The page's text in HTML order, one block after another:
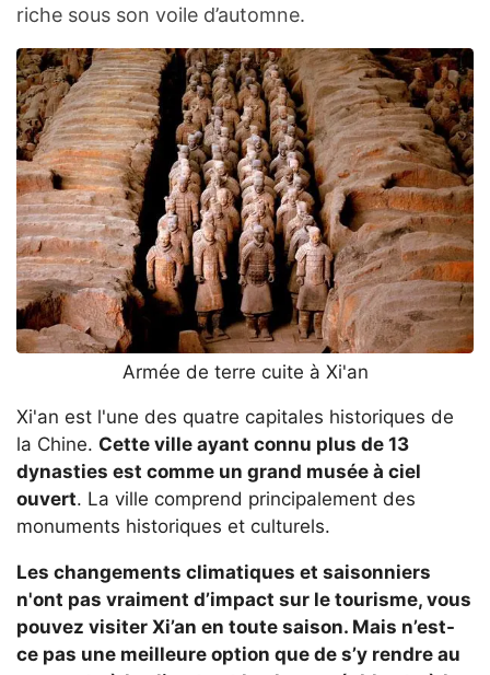
riche sous son voile d’automne.
Armée de terre cuite à Xi'an
Xi'an est l'une des quatre capitales historiques de
la Chine. Cette ville ayant connu plus de 13
dynasties est comme un grand musée à ciel
ouvert. La ville comprend principalement des
monuments historiques et culturels.
Les changements climatiques et saisonniers
n'ont pas vraiment d’impact sur le tourisme, vous
pouvez visiter Xi’an en toute saison. Mais n’est-
ce pas une meilleure option que de s’y rendre au